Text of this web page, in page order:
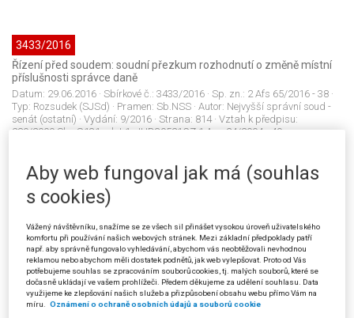
3433/2016
Řízení před soudem: soudní přezkum rozhodnutí o změně místní
příslušnosti správce daně
Datum: 29.06.2016 · Sbírkové č.: 3433/2016 · Sp. zn.: 2 Afs 65/2016 - 38 ·
Typ: Rozsudek (SJSd) · Pramen: Sb.NSS · Autor: Nejvyšší správní soud -
senát (ostatní) · Vydání: 9/2016 · Strana: 814· Vztah k předpisu:
280/2009 Sb.: §131 odst.1; JUD30521CZ 1 Azs 24/2004 - 49;
3434/2016
vymáhání daní; posečkání s úhradou daňového nedoplatku
Datum:03.06.2016· Sbírkové č.:3434/2016 · Sp. zn.:5 Afs 170/2015 - 28
Typ:Rozsudek (SJSd)· Pramen:Sb.NSS · Autor:Nejvyšší správní soud -
senát (ostatní)· Vydání:9/2016· Strana:816· Vztah k předpisu:
586/1992 Sb.; 280/2009 Sb.: §156; 280/2009 Sb.: §175; 280/2009 Sb.:
§254 odst.2; JUD294724CZ 10 Af 48/2011 - 321;
Aby web fungoval jak má (souhlas
s cookies)
Vážený návštěvníku, snažíme se ze všech sil přinášet vysokou úroveň uživatelského
komfortu při používání našich webových stránek. Mezi základní předpoklady patří
např. aby správně fungovalo vyhledávání, abychom vás neobtěžovali nevhodnou
reklamou nebo abychom měli dostatek podnětů, jak web vylepšovat. Proto od Vás
potřebujeme souhlas se zpracováním souborů cookies, tj. malých souborů, které se
dočasně ukládají ve vašem prohlížeči. Předem děkujeme za udělení souhlasu. Data
využijeme ke zlepšování našich služeb a přizpůsobení obsahu webu přímo Vám na
míru.
Oznámení o ochraně osobních údajů a souborů cookie